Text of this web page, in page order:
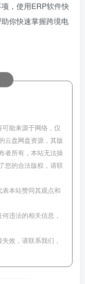
，使用ERP软件快
你快速掌握跨境电
能来源于网络，仅
云盘网盘资源，其版
者所有，本站无法操
您的合法版权，请联
本站赞同其观点和
违法的相关信息，
效，请联系我们，